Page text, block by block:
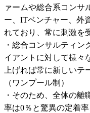
ァームや総合系コンサ
ー、ITベンチャー、外
れており、常に刺激を
・総合コンサルティン
イアントに対して様々
上げれば常に新しい
（ワンプール制）
・そのため、全体の離
率は0％と驚異の定着